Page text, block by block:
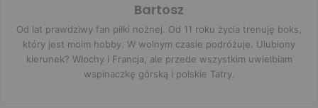
Bartosz
Od lat prawdziwy fan piłki nożnej. Od 11 roku życia trenuję boks,
który jest moim hobby. W wolnym czasie podróżuje. Ulubiony
kierunek? Włochy i Francja, ale przede wszystkim uwielbiam
wspinaczkę górską i polskie Tatry.